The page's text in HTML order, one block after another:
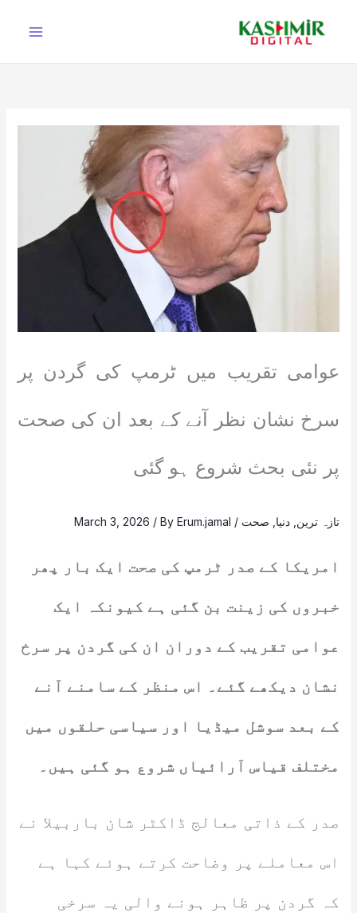
عوامی تقریب میں ٹرمپ کی گردن پر
سرخ نشان نظر آنے کے بعد ان کی صحت
پر نئی بحث شروع ہو گئی
تازہ ترین دنیا صحت /
March 3, 2026 / ByErum.jamal
امریکا کے صدر ٹرمپ کی صحت ایک بار پھر
خبروں کی زینت بن گئی ہے کیونکہ ایک
عوامی تقریب کے دوران ان کی گردن پر سرخ
نشان دیکھے گئے۔ اس منظر کے سامنے آنے
کے بعد سوشل میڈیا اور سیاسی حلقوں میں
مختلف قیاس آرائیاں شروع ہو گئی ہیں۔
صدر کے ذاتی معالج ڈاکٹر شان باربیلا نے
اس معاملے پر وضاحت کرتے ہوئے کہا ہے
کہ گردن پر ظاہر ہونے والی یہ سرخی